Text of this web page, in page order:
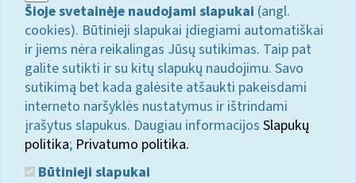
Šioje svetainėje naudojami slapukai (angl.
cookies). Būtinieji slapukai įdiegiami automatiškai
ir jiems nėra reikalingas Jūsų sutikimas. Taip pat
galite sutikti ir su kitų slapukų naudojimu. Savo
sutikimą bet kada galėsite atšaukti pakeisdami
interneto naršyklės nustatymus ir ištrindami
įrašytus slapukus. Daugiau informacijos Slapukų
politika; Privatumo politika.
Būtinieji slapukai